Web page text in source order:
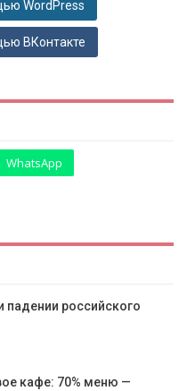
WordPress
ВКонтакте
WhatsApp
падении российского
кафе: 70% меню —